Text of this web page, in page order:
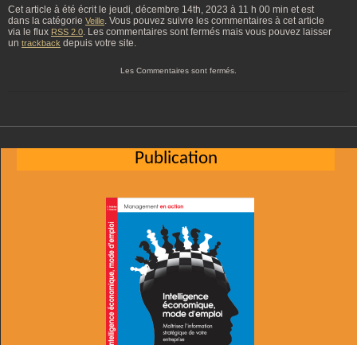
Cet article à été écrit le jeudi, décembre 14th, 2023 à 11 h 00 min et est
dans la catégorie Veille. Vous pouvez suivre les commentaires à cet article
via le flux RSS 2.0. Les commentaires sont fermés mais vous pouvez laisser
un trackback depuis votre site.
Les Commentaires sont fermés.
Publication